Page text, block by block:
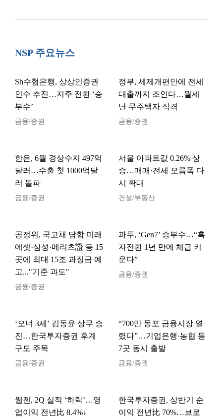
NSP 주요뉴스
Sh수협은행, 상상인증권
인수 추진…지주 전환 ‘승
부수’
금융/증권
정부, 세제개편안에 전세
대출까지 조인다…월세
난 무주택자 직격
금융/증권
한은, 6월 경상수지 497억
달러…수출 첫 1000억달
러 돌파
금융/증권
서울 아파트값 0.26% 상
승…매매·전세 오름폭 다
시 확대
건설/부동산
공정위, 국고채 담합 미래
에셋·삼성·메리츠證 등 15
곳에 최대 15조 과징금 예
고..."기준 과도"
금융/증권
파두, ‘Gen7’ 승부수…“흑
자전환 1년 만에 체급 키
운다”
금융/증권
‘오너 3세’ 김동윤 상무 승
진…한국투자증권 후계
구도 주목
금융/증권
“700만 동포 금융시장 열
렸다”…기업은행·농협 등
7곳 동시 출발
금융/증권
웹젠, 2Q 실적 ‘하락’…영
업이익 전년比 8.4%↓
한국투자증권, 상반기 순
이익 전년比 70%…브로